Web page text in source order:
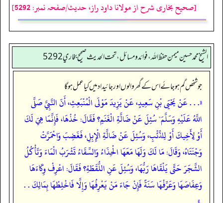
[صحیح بخاری شرح از مولانا داود راز، حدیث/صفحہ نمبر: 5292]
الشيخ محمد حسين ميمن حفظ الله، فوائد و مسائل، تحت الحديث صحيح بخاري 5292
جو شخص گم ہو جائے اس کے گھر والوں اور جائیداد میں کیا عمل ہو گا
«. . . عَنْ يَحْيَى بْنِ سَعِيدٍ، عَنْ يَزِيدَ مَوْلَى الْمُنْبَعِثِ، أَنّ النَّبِيَّ صَلَّى
اللَّهُ عَلَيْهِ وَسَلَّمَ" سُئِلَ عَنْ ضَالَّةِ الْغَنَمِ؟ فَقَالَ: خُذْهَا، فَإِنَّمَا هِيَ لَكَ
أَوْ لِأَخِيكَ أَوْ لِلذِّئْبِ، وَسُئِلَ عَنْ ضَالَّةِ الْإِبِلِ، فَغَضِبَ وَاحْمَرَّتْ
وَجْنَتَاهُ، وَقَالَ: مَا لَكَ وَلَهَا مَعَهَا الْحِذَاءُ وَالسِّقَاءُ تَشْرَبُ الْمَاءَ وَتَأْكُلُ
الشَّجَرَ حَتَّى يَلْقَاهَا رَبُّهَا، وَسُئِلَ عَنِ اللُّقَطَةِ؟ فَقَالَ: اعْرِفْ وِكَاءَهَا
وَعِفَاصَهَا وَعَرِّفْهَا سَنَةً فَإِنْ جَاءَ مَنْ يَعْرِفُهَا وَإِلَّا فَاخْلِطْهَا بِمَالِكَ . .